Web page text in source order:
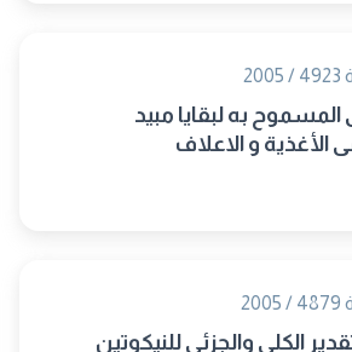
المسموح به لبقايا مبيد
الكلى والجزئى للنيكوتين